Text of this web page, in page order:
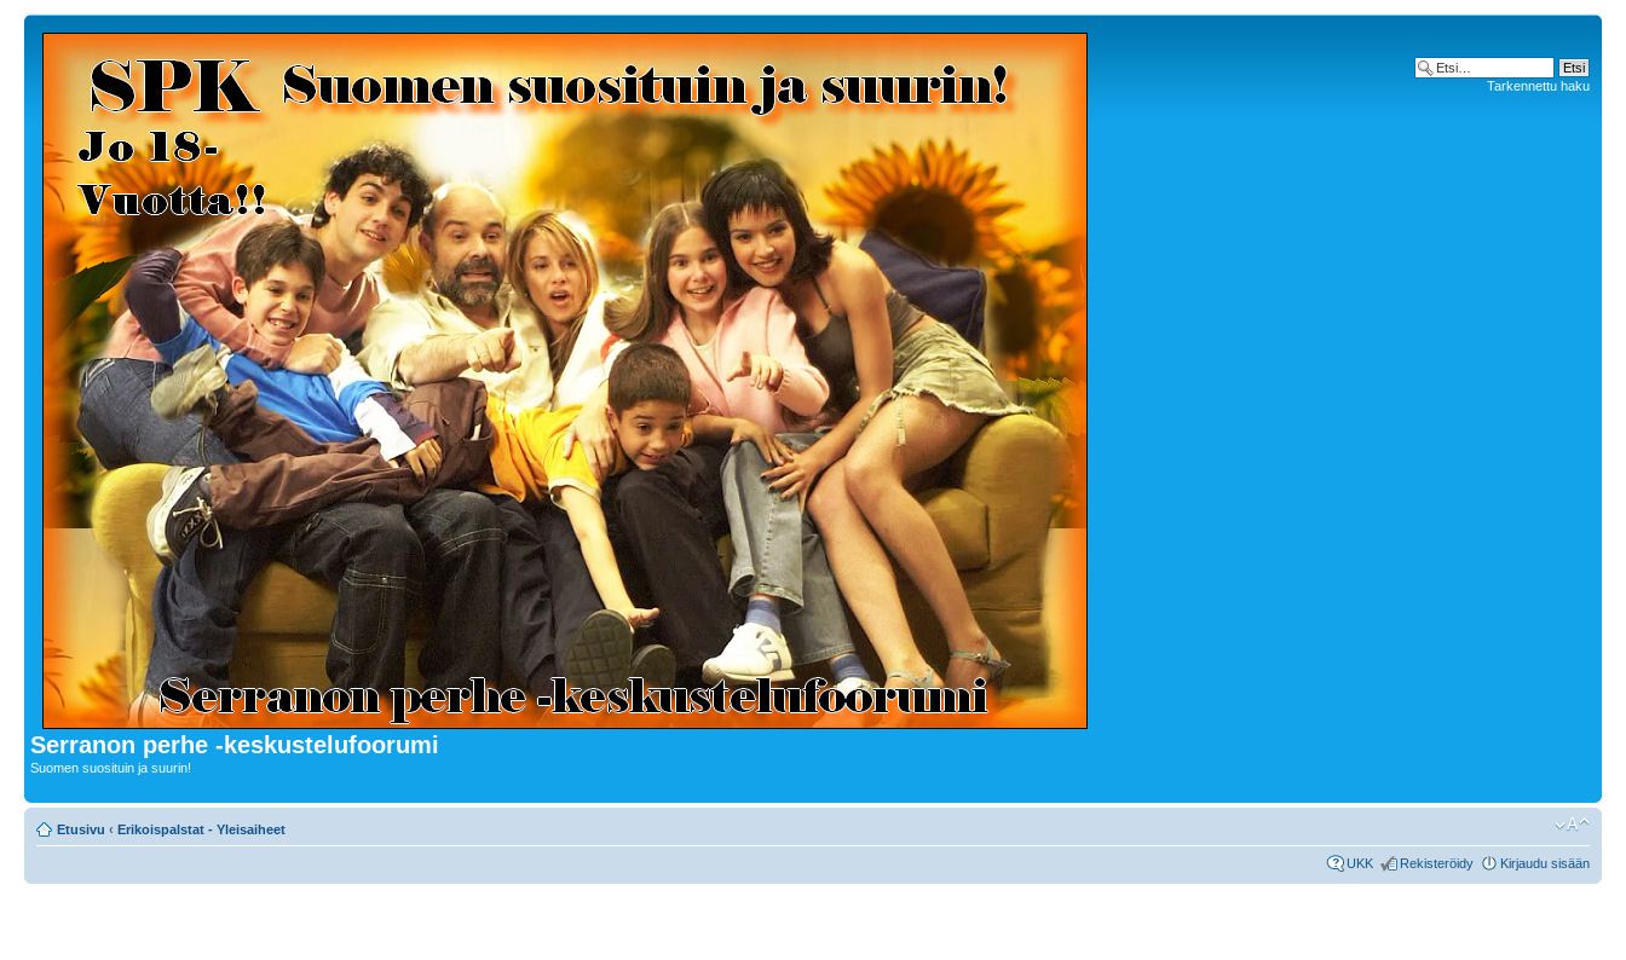
Serranon perhe -keskustelufoorumi
Suomen suosituin ja suurin!
Tarkennettu haku
Etusivu ‹ Erikoispalstat - Yleisaiheet
UKK Rekisteröidy Kirjaudu sisään